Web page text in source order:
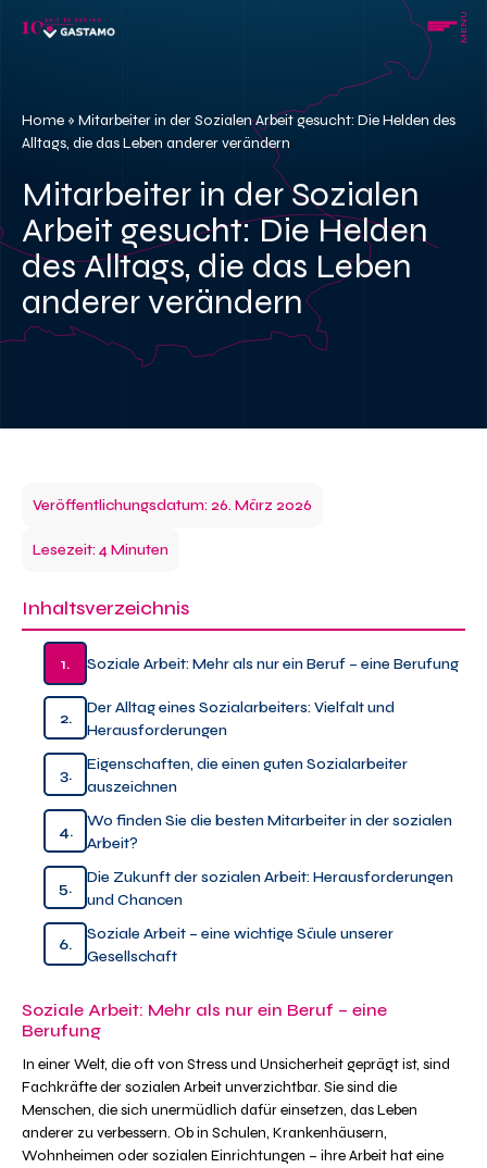
MENU
Home » Mitarbeiter in der Sozialen Arbeit gesucht: Die Helden des
Alltags, die das Leben anderer verändern
Mitarbeiter in der Sozialen
Arbeit gesucht: Die Helden
des Alltags, die das Leben
anderer verändern
Veröffentlichungsdatum: 26. März 2026
Lesezeit: 4 Minuten
Inhaltsverzeichnis
1. Soziale Arbeit: Mehr als nur ein Beruf – eine Berufung
2.
Der Alltag eines Sozialarbeiters: Vielfalt und
Herausforderungen
3.
Eigenschaften, die einen guten Sozialarbeiter
auszeichnen
4.
Wo finden Sie die besten Mitarbeiter in der sozialen
Arbeit?
5.
Die Zukunft der sozialen Arbeit: Herausforderungen
und Chancen
6.
Soziale Arbeit – eine wichtige Säule unserer
Gesellschaft
Soziale Arbeit: Mehr als nur ein Beruf – eine
Berufung
In einer Welt, die oft von Stress und Unsicherheit geprägt ist, sind
Fachkräfte der sozialen Arbeit unverzichtbar. Sie sind die
Menschen, die sich unermüdlich dafür einsetzen, das Leben
anderer zu verbessern. Ob in Schulen, Krankenhäusern,
Wohnheimen oder sozialen Einrichtungen – ihre Arbeit hat eine